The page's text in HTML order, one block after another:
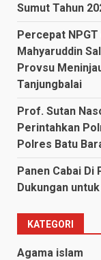
Sumut Tahun
Percepat
Mahyaruddin
Provsu
Tanjungbalai
Prof. Sutan
Perintahkan
Polres Batu
Panen Cabai Di
Dukungan
KATEGORI
Agama islam